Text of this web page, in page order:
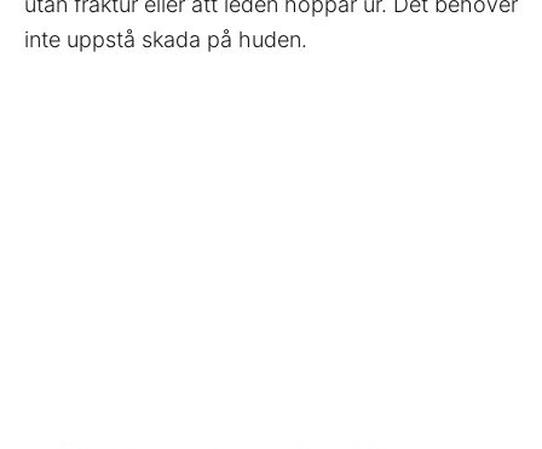
inte uppstå skada på huden.